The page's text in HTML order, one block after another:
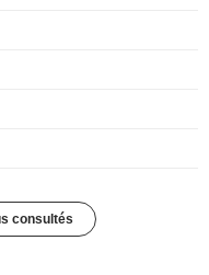
consultés